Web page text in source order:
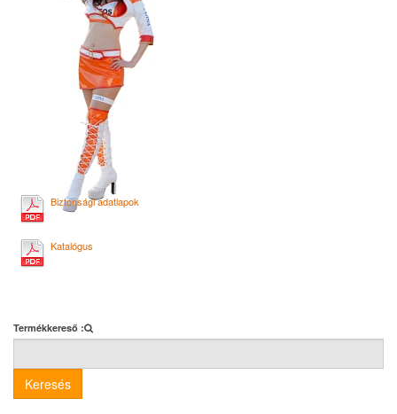
Biztonsági adatlapok
Katalógus
Termékkereső :
Keresés